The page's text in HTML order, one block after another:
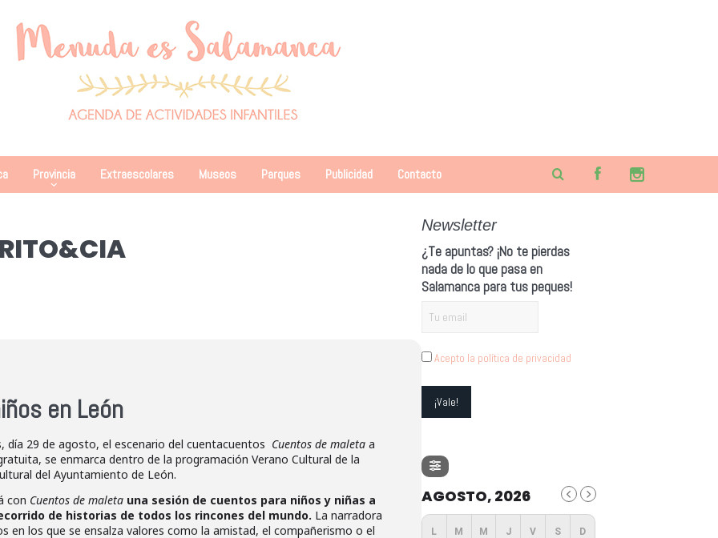
Provincia Extraescolares Museos Parques Publicidad Contacto
en León
día 29 de agosto, el escenario del cuentacuentos Cuentos de maleta a
se enmarca dentro de la programación Verano Cultural de la
del Ayuntamiento de León.
con Cuentos de maleta una sesión de cuentos para niños y niñas a
de historias de todos los rincones del mundo. La narradora
en los que se ensalza valores como la amistad, el compañerismo o el
Newsletter
¿Te apuntas? ¡No te pierdas
nada de lo que pasa en
Salamanca para tus peques!
Acepto la política de privacidad
AGOSTO, 2026